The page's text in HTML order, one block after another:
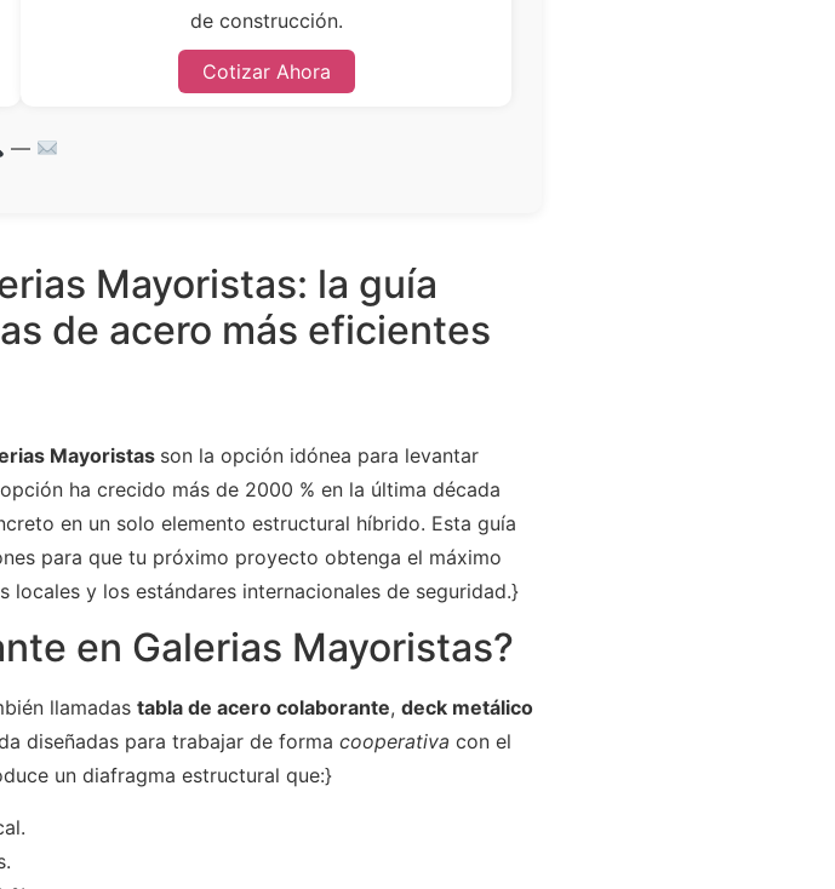
de construcción.
Cotizar Ahora
—
Mayoristas: la guía
de acero más eficientes
Mayoristas son la opción idónea para levantar
ha crecido más de 2000 % en la última década
en un solo elemento estructural híbrido. Esta guía
para que tu próximo proyecto obtenga el máximo
y los estándares internacionales de seguridad.}
en Galerias Mayoristas?
llamadas tabla de acero colaborante, deck metálico
diseñadas para trabajar de forma cooperativa con el
un diafragma estructural que:}